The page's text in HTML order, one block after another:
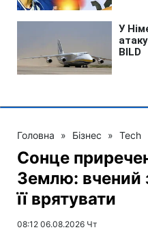
Головна » Бізнес » Tech
Сонце
Землю: вчений
її врятувати
08:12 06.08.2026 Чт